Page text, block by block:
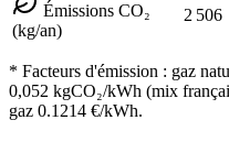
Émissions CO₂
(kg/an)
2 506
* Facteurs d'émission : gaz
0,052 kgCO₂/kWh (mix
gaz 0.1214 €/kWh.